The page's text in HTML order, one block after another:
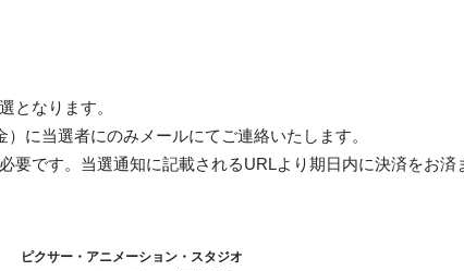
となります。
に当選者にのみメールにてご連絡いたします。
要です。当選通知に記載されるURLより期日内に決済をお済
ピクサー・アニメーション・スタジオ